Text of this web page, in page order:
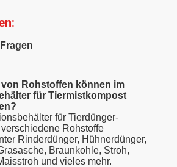
von Rohstoffen können im
für Tiermistkompost
für Tierdünger-
Rohstoffe
Rinderdünger, Hühnerdünger,
Braunkohle, Stroh,
und vieles mehr.